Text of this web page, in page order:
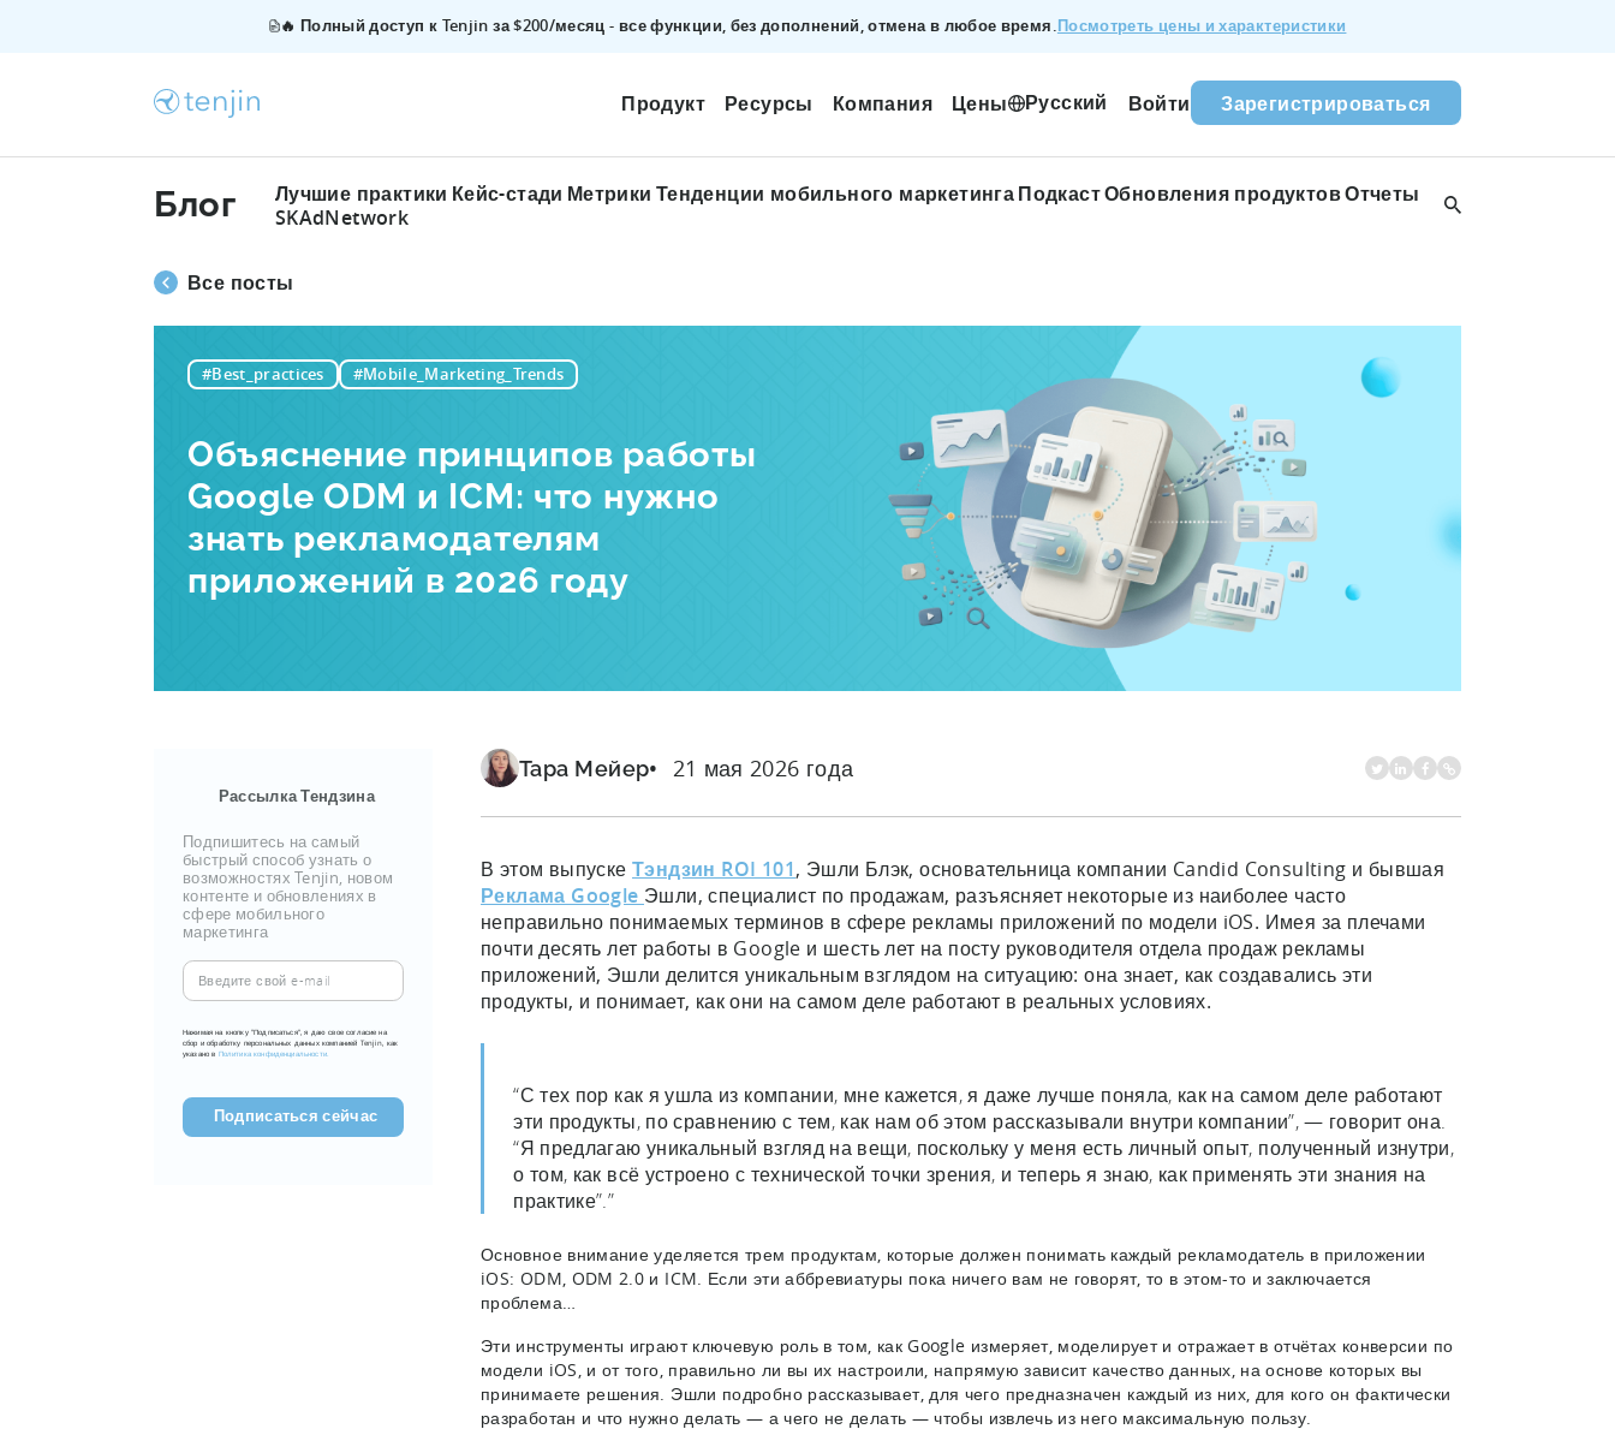
🔥 Полный доступ к Tenjin за $200/месяц - все функции, без дополнений, отмена в любое время.Посмотреть цены и характеристики
Продукт Ресурсы Компания Цены Русский Войти Зарегистрироваться
Блог Лучшие практики Кейс-стади Метрики Тенденции мобильного маркетингаПодкастОбновления продуктовОтчеты
SKAdNetwork
Все посты
#Best_practices #Mobile_Marketing_Trends
Объяснение принципов работы
Google ODM и ICM: что нужно
знать рекламодателям
приложений в 2026 году
Рассылка Тендзина
Подпишитесь на самый
быстрый способ узнать о
возможностях Tenjin, новом
контенте и обновлениях в
сфере мобильного
маркетинга
Введите
свой
e-
mail
Нажимая на кнопку "Подписаться", я даю свое согласие на
сбор и обработку персональных данных компанией Tenjin, как
указано в Политика конфиденциальности.
Тара Мейер 21 мая 2026 года
В этом выпускеТэндзин ROI 101, Эшли Блэк, основательница компании Candid Consulting и бывшая
Реклама Google Эшли, специалист по продажам, разъясняет некоторые из наиболее часто
неправильно понимаемых терминов в сфере рекламы приложений по модели iOS. Имея за плечами
почти десять лет работы в Google и шесть лет на посту руководителя отдела продаж рекламы
приложений, Эшли делится уникальным взглядом на ситуацию: она знает, как создавались эти
продукты, и понимает, как они на самом деле работают в реальных условиях.
“С тех пор как я ушла из компании, мне кажется, я даже лучше поняла, как на самом деле работают
эти продукты, по сравнению с тем, как нам об этом рассказывали внутри компании”, — говорит она.
“Я предлагаю уникальный взгляд на вещи, поскольку у меня есть личный опыт, полученный изнутри,
о том, как всё устроено с технической точки зрения, и теперь я знаю, как применять эти знания на
практике”.”
Основное внимание уделяется трем продуктам, которые должен понимать каждый рекламодатель в приложении
iOS: ODM, ODM 2.0 и ICM. Если эти аббревиатуры пока ничего вам не говорят, то в этом-то и заключается
проблема…
Эти инструменты играют ключевую роль в том, как Google измеряет, моделирует и отражает в отчётах конверсии по
модели iOS, и от того, правильно ли вы их настроили, напрямую зависит качество данных, на основе которых вы
принимаете решения. Эшли подробно рассказывает, для чего предназначен каждый из них, для кого он фактически
разработан и что нужно делать — а чего не делать — чтобы извлечь из него максимальную пользу.